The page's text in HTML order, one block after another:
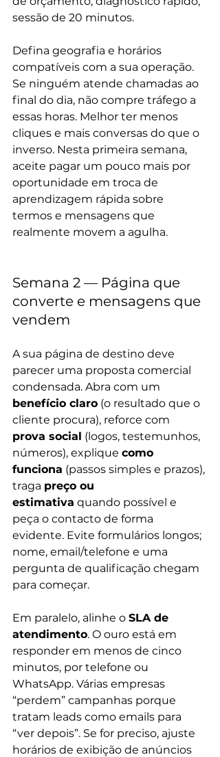
sessão de 20 minutos.
Defina geografia e horários
compatíveis com a sua operação.
Se ninguém atende chamadas ao
final do dia, não compre tráfego a
essas horas. Melhor ter menos
cliques e mais conversas do que o
inverso. Nesta primeira semana,
aceite pagar um pouco mais por
oportunidade em troca de
aprendizagem rápida sobre
termos e mensagens que
realmente movem a agulha.
Semana 2 — Página que
converte e mensagens que
vendem
A sua página de destino deve
parecer uma proposta comercial
condensada. Abra com um
benefício claro (o resultado que o
cliente procura), reforce com
prova social (logos, testemunhos,
números), explique como
funciona (passos simples e prazos),
traga preço ou
estimativa quando possível e
peça o contacto de forma
evidente. Evite formulários longos;
nome, email/telefone e uma
pergunta de qualificação chegam
para começar.
Em paralelo, alinhe o SLA de
atendimento. O ouro está em
responder em menos de cinco
minutos, por telefone ou
WhatsApp. Várias empresas
“perdem” campanhas porque
tratam leads como emails para
“ver depois”. Se for preciso, ajuste
horários de exibição de anúncios